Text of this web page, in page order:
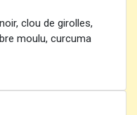
clou de girolles,
moulu, curcuma